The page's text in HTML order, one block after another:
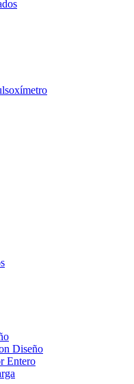
Diseño
Entero